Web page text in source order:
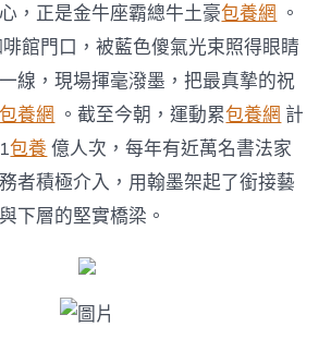
萬
福
·
進
萬
家”
書
法
公
，正是金牛座霸總牛土豪包養網 。
館門口，被藍色傻氣光束照得眼睛
線，現場揮毫潑墨，把最真摯的祝
包養網 。截至今朝，運動累包養網 計
包養 億人次，每年有近萬名書法家
者積極介入，用翰墨架起了銜接藝
下層的堅實橋梁。